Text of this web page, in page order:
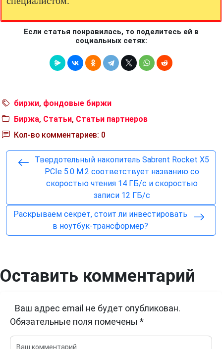
Если статья понравилась, то поделитесь ей в
социальных сетях:
биржи, фондовые биржи
Биржа, Статьи, Статьи партнеров
Кол-во комментариев: 0
Твердотельный накопитель Sabrent Rocket X5
PCIe 5.0 M.2 соответствует названию со
скоростью чтения 14 ГБ/с и скоростью
записи 12 ГБ/с
Раскрываем секрет, стоит ли инвестировать
в ноутбук-трансформер?
Оставить комментарий
Ваш адрес email не будет опубликован.
Обязательные поля помечены *